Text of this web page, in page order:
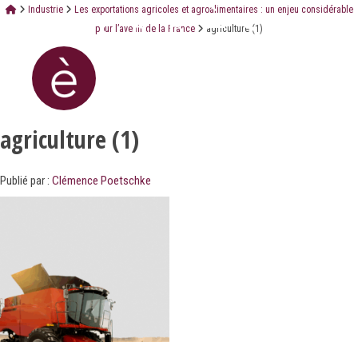
Industrie
Les exportations agricoles et agroalimentaires : un enjeu considérable
pour l’avenir de la France
agriculture (1)
agriculture (1)
Publié par : Clémence Poetschke